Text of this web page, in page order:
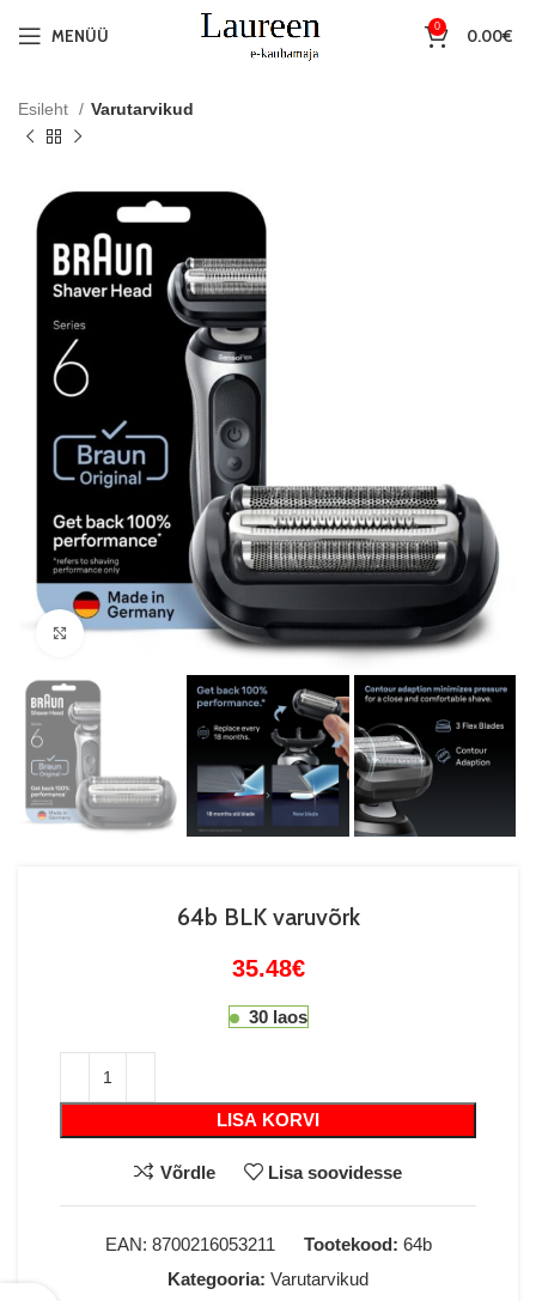
MENÜÜ 0 0.00€
Esileht Varutarvikud
Suurenda
64b BLK varuvõrk
35.48€
30 laos
LISA KORVI
Võrdle Lisa soovidesse
EAN: 8700216053211 Tootekood: 64b
Kategooria: Varutarvikud